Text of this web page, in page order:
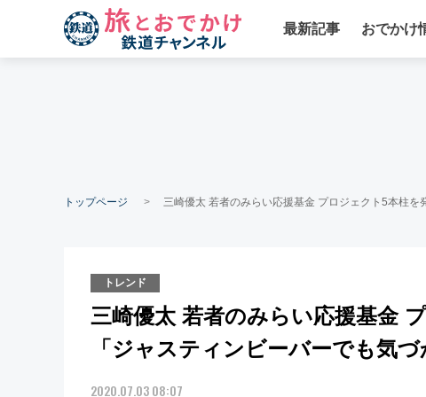
最新記事 おでかけ
トップページ 三崎優太 若者のみらい応援基金 プロジェクト5本柱を
トレンド
三崎優太 若者のみらい応援基金
「ジャスティンビーバーでも気づ
2020.07.03 08:07